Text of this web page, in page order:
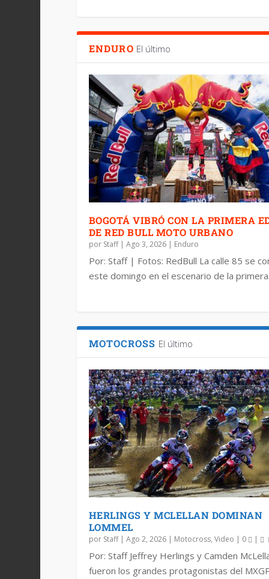
ENDURO El último
BOGOTÁ VIBRÓ CON LA PRIMERA
DE RED BULL MOTO URBANO
por Staff| Ago 3, 2026| Enduro
Por: Staff | Fotos: RedBull La calle 85 se
este domingo en el escenario de la
MOTOCROSS El último
HERLINGS Y MCLELLAN DOMINAN
LOMMEL
por Staff| Ago 2, 2026| Motocross, Video | 0 |
Por: Staff Jeffrey Herlings y Camden
fueron los grandes protagonistas del